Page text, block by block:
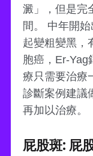
澱」，但是完
間。 中年開
起變粗變黑，
胞癌，Er-Yag
療只需要治療
診斷案例建議
再加以治療。
屁股斑: 屁